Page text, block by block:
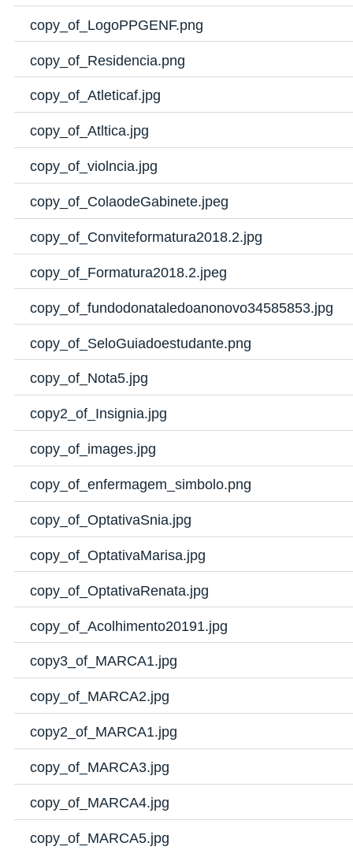
copy_of_LogoPPGENF.png
copy_of_Residencia.png
copy_of_Atleticaf.jpg
copy_of_Atltica.jpg
copy_of_violncia.jpg
copy_of_ColaodeGabinete.jpeg
copy_of_Conviteformatura2018.2.jpg
copy_of_Formatura2018.2.jpeg
copy_of_fundodonataledoanonovo34585853.jpg
copy_of_SeloGuiadoestudante.png
copy_of_Nota5.jpg
copy2_of_Insignia.jpg
copy_of_images.jpg
copy_of_enfermagem_simbolo.png
copy_of_OptativaSnia.jpg
copy_of_OptativaMarisa.jpg
copy_of_OptativaRenata.jpg
copy_of_Acolhimento20191.jpg
copy3_of_MARCA1.jpg
copy_of_MARCA2.jpg
copy2_of_MARCA1.jpg
copy_of_MARCA3.jpg
copy_of_MARCA4.jpg
copy_of_MARCA5.jpg